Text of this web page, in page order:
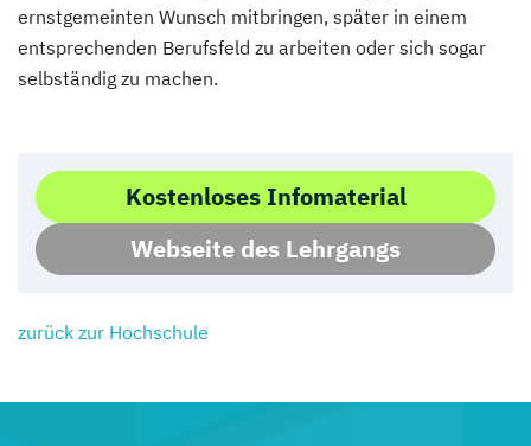
ernstgemeinten Wunsch mitbringen, später in einem
entsprechenden Berufsfeld zu arbeiten oder sich sogar
selbständig zu machen.
Kostenloses Infomaterial
Webseite des Lehrgangs
zurück zur Hochschule